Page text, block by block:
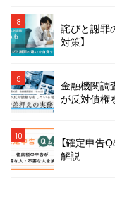
8
詫びと謝罪
対策】
9
金融機関調
が反対債権
10
【確定申告
解説